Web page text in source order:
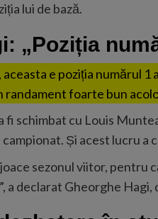
lui de bază.
„Poziția
aceasta e poziția numărul
randament foarte bun
fi schimbat cu Louis
Și acest lucru a
sezonul viitor, pentru
”, a declarat Gheorghe